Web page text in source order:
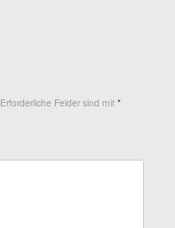
Erforderliche Felder sind mit *